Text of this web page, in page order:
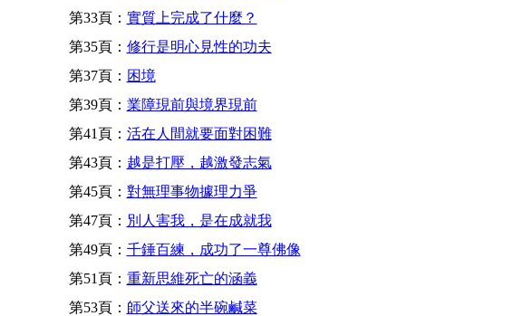
第33頁： 實質上完成了什麼？
第35頁： 修行是明心見性的功夫
第37頁： 困境
第39頁： 業障現前與境界現前
第41頁： 活在人間就要面對困難
第43頁： 越是打壓，越激發志氣
第45頁： 對無理事物據理力爭
第47頁： 別人害我，是在成就我
第49頁： 千錘百練，成功了一尊佛像
第51頁： 重新思維死亡的涵義
第53頁： 師父送來的半碗鹹菜